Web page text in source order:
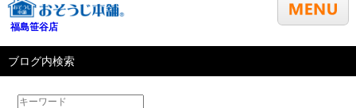
福島笹谷店
ブログ内検索